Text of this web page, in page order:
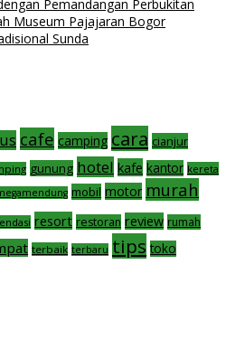
Pemandangan Perbukitan
Museum Pajajaran Bogor
Sunda
cafe camping cara cianjur
gunung hotel kafe kantor kereta
mobil motor murah
resort restoran review rumah
terbaik terbaru tips toko